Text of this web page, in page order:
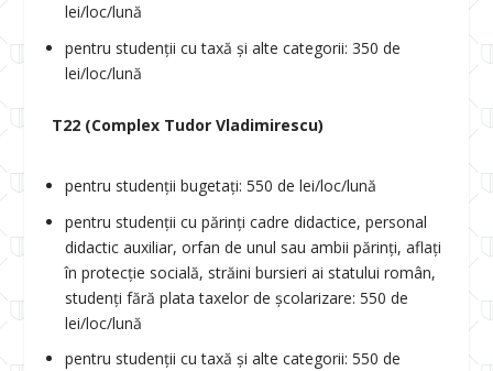
lei/loc/lună
pentru studenții cu taxă și alte categorii: 350 de
lei/loc/lună
T22 (Complex Tudor Vladimirescu)
pentru studenții bugetați: 550 de lei/loc/lună
pentru studenții cu părinți cadre didactice, personal
didactic auxiliar, orfan de unul sau ambii părinți, aflați
în protecție socială, străini bursieri ai statului român,
studenți fără plata taxelor de școlarizare: 550 de
lei/loc/lună
pentru studenții cu taxă și alte categorii: 550 de